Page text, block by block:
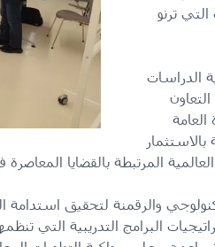
ترنو
الدراسات
المرتبطة بالقضايا
والرقمنة لتحقيق استدامة
البرامج التدريبية التي